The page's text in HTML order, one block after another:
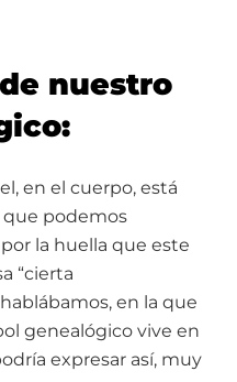
nuestro
en el cuerpo, está
que podemos
la huella que este
“cierta
en la que
genealógico vive en
expresar así, muy